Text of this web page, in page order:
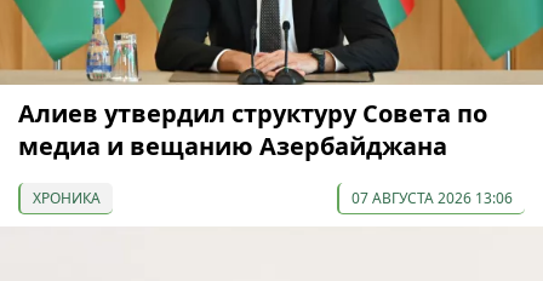
Алиев утвердил структуру Совета по
медиа и вещанию Азербайджана
ХРОНИКА 07 АВГУСТА 2026 13:06